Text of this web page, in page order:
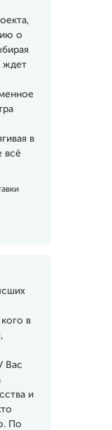
о
ждет
в
всё
в
Вас
и
По